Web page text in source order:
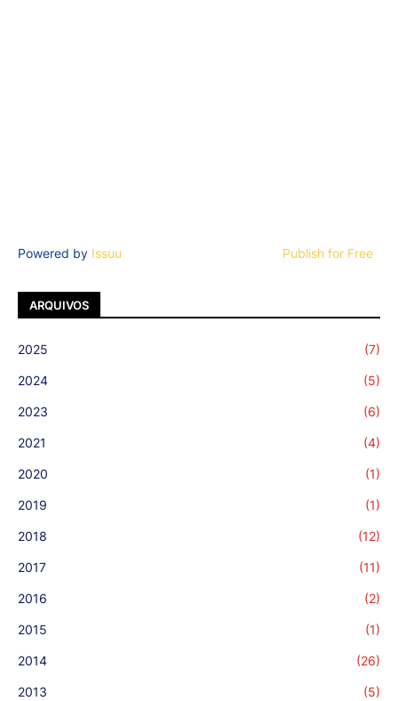
Powered by Issuu Publish for Free
ARQUIVOS
2025 (7)
2024 (5)
2023 (6)
2021 (4)
2020 (1)
2019 (1)
2018 (12)
2017 (11)
2016 (2)
2015 (1)
2014 (26)
2013 (5)